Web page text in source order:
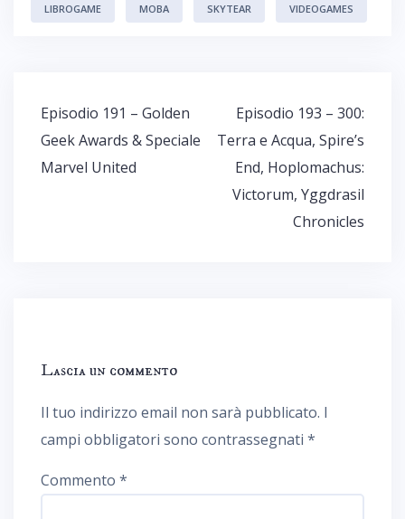
LIBROGAME MOBA SKYTEAR VIDEOGAMES
Navigazione
articoli
Episodio 191 – Golden
Geek Awards & Speciale
Marvel United
Episodio 193 – 300:
Terra e Acqua, Spire’s
End, Hoplomachus:
Victorum, Yggdrasil
Chronicles
Lascia un commento
Il tuo indirizzo email non sarà pubblicato. I
campi obbligatori sono contrassegnati *
Commento *